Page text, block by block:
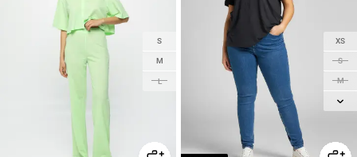
XS
S
M
L
1X
S
M
L